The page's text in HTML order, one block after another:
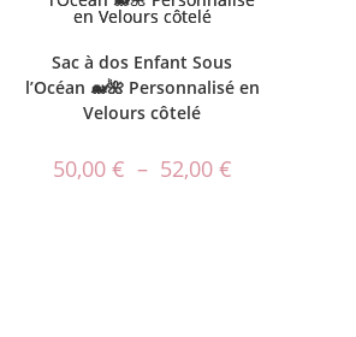
Sac à dos Enfant Sous
l’Océan 🐋🌺 Personnalisé en
Velours côtelé
50,00 € – 52,00 €